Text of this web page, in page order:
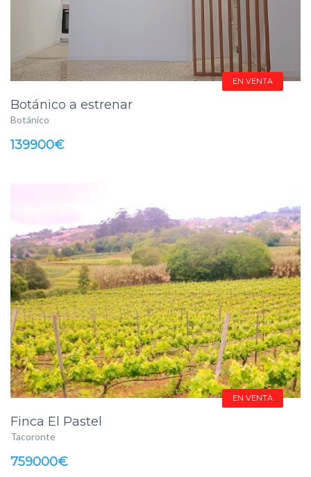
EN VENTA
Botánico a estrenar
Botánico
139900€
EN VENTA
Finca El Pastel
Tacoronte
759000€